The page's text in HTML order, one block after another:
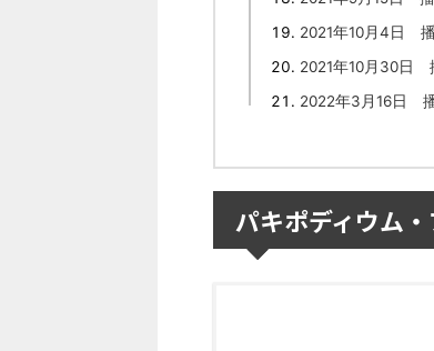
2021年10月4日
2021年10月30日
2022年3月16日
パキポディウム